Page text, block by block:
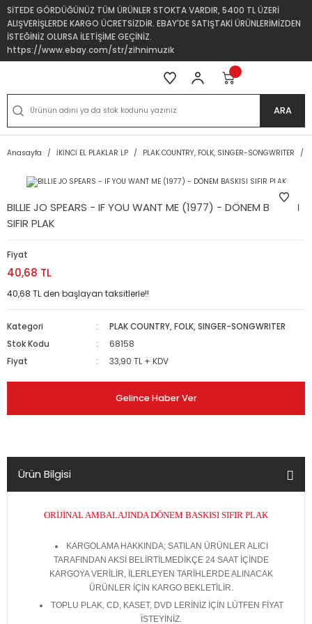
SİTEDE GÖRDÜĞÜNÜZ TÜM ÜRÜNLER STOKTA VARDIR, 5400 TL ÜZERİ
ALIŞVERİŞLERDE KARGO ÜCRETSİZDİR. EBAY'DE SATIŞTAKİ ÜRÜNLERİMİZDEN
İSTEĞİNİZ OLURSA İLETİŞİME GEÇİNİZ.
https://www.ebay.com/str/zihnimuzik
ARA
Anasayfa İKİNCİ EL PLAKLAR LP PLAK COUNTRY, FOLK, SINGER-SONGWRITER
BILLIE JO SPEARS - IF YOU WANT ME (1977) - DÖNEM BASKISI
SIFIR PLAK
Fiyat
40,68 TL
40,68 TL den başlayan taksitlerle!!
Kategori
PLAK COUNTRY, FOLK, SINGER-SONGWRITER
Stok Kodu
68158
Fiyat
33,90 TL + KDV
Gelince Haber Ver
Ürün Bilgisi
ORİJİNAL AMBALAJINDA DÖNEM BASKISI SIFIR PLAK
KARGOLAMA HAKKINDA; SATILAN ÜRÜNLER ALICI
TARAFINDAN AKSİ BELİRTİLMEDİKÇE 24 SAAT İÇİNDE
KARGOYA VERİLİR, İLERLEYEN TARİHLERDE ALINACAK
ÜRÜNLER İÇİN KARGO BEKLETİLİR.
TOPLU PLAK, CD, KASET, DVD LERİNİZ İÇİN LÜTFEN FİYAT
İSTEYİNİZ.